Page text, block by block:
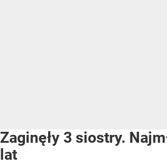
Zaginęły 3 siostry.
lat